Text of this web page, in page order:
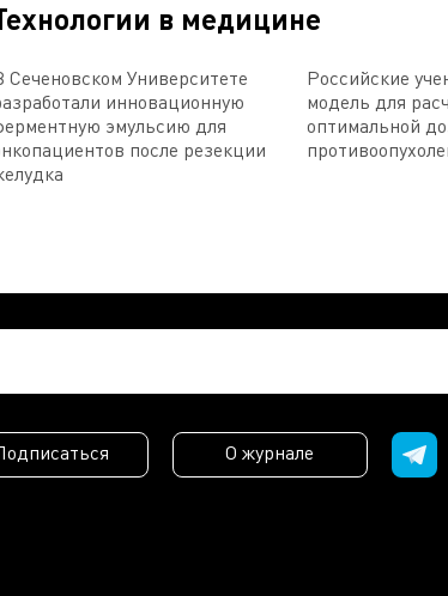
в медицине
Сеченовском Университете
инновационную
эмульсию для
после резекции
Российские
модель для
оптимальной
О журнале